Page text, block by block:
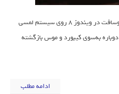
همان‌طور که می‌دانید استراتژی مایکروسافت در ویندوز ۸ روی سیستم لمسی
تمرکز پیداکرده بود اما در ویندوز ۱۰ دوباره به‌سوی کیبورد و موس بازگشته
ادامه مطلب